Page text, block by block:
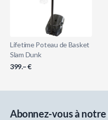
Lifetime Poteau de Basket
Slam Dunk
399.– €
Abonnez-vous à